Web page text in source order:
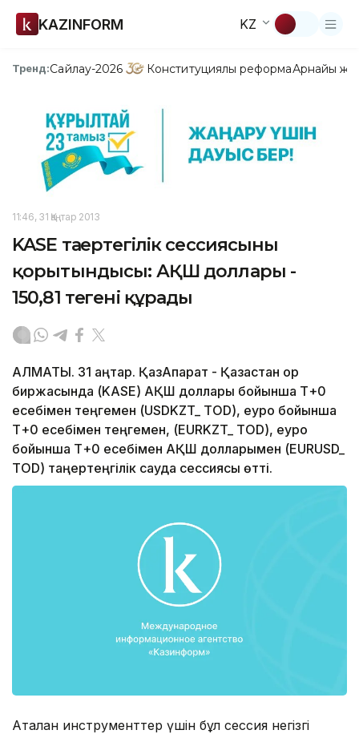
KAZINFORM KZ
Тренд:Сайлау-2026 Конституциялық реформаАрнайы
11:46, 31 Қаңтар 2013
KASE таңертеңгілік сессиясының
қорытындысы: АҚШ доллары -
150,81 теңгені құрады
АЛМАТЫ. 31 қаңтар. ҚазАқпарат - Қазақстан қор
биржасында (KASE) АҚШ доллары бойынша Т+0
есебімен теңгемен (USDKZT_ TOD), еуро бойынша
Т+0 есебімен теңгемен, (EURKZT_ TOD), еуро
бойынша Т+0 есебімен АҚШ долларымен (EURUSD_
TOD) таңертеңгілік сауда сессиясы өтті.
Аталған инструменттер үшін бұл сессия негізгі